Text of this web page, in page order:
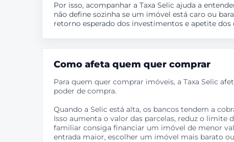
Por isso, acompanhar a Taxa Selic ajuda a
não define sozinha se um imóvel está caro ou
retorno esperado dos investimentos e apetite dos
Como afeta quem quer comprar
Para quem quer comprar imóveis, a Taxa Selic
poder de compra.
Quando a Selic está alta, os bancos tendem a
Isso aumenta o valor das parcelas, reduz o limite
familiar consiga financiar um imóvel de menor
entrada maior, escolher um imóvel mais barato